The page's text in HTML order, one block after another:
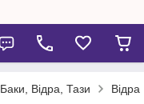
Баки, Відра, Тази Відра